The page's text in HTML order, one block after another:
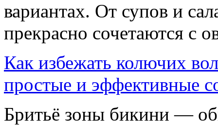
вариантах. От супов и
прекрасно сочетаются
Как избежать колючих
простые и эффективные
Бритьё зоны бикини —